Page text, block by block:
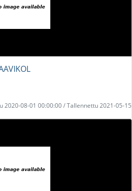
2020-08-01 00:00:00 / Tallennettu 2021-05-15